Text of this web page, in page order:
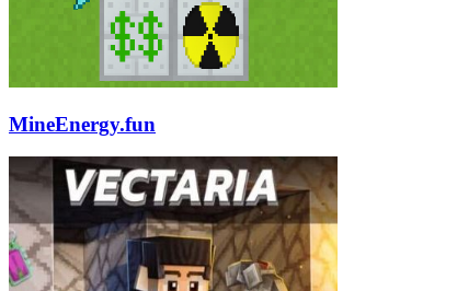
MineEnergy.fun